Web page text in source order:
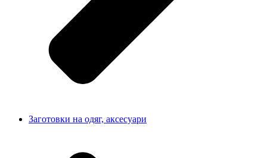
Заготовки на одяг, аксесуари